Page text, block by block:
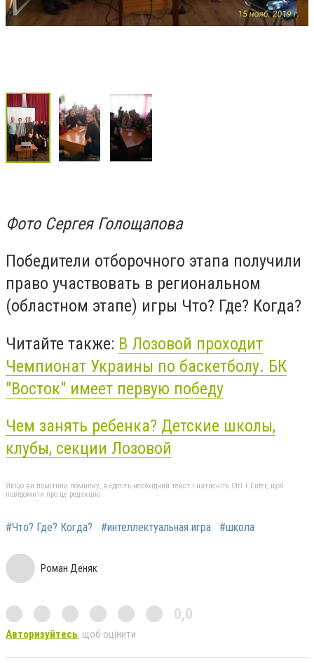
Фото Сергея Голощапова
Победители отборочного этапа получили
право участвовать в региональном
(областном этапе) игры Что? Где? Когда?
Читайте также: В Лозовой проходит
Чемпионат Украины по баскетболу. БК
"Восток" имеет первую победу
Чем занять ребенка? Детские школы,
клубы, секции Лозовой
Якщо ви помітили помилку, виділіть необхідний текст і натисніть Ctrl + Enter, щоб
повідомити про це редакцію
#Что? Где? Когда? #интеллектуальная игра #школа
Роман Деняк
0,0
Авторизуйтесь, щоб оцінити